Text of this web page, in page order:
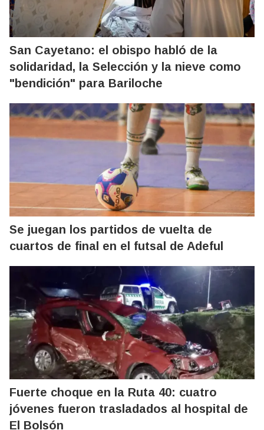
San Cayetano: el obispo habló de la
solidaridad, la Selección y la nieve como
"bendición" para Bariloche
Se juegan los partidos de vuelta de
cuartos de final en el futsal de Adeful
Fuerte choque en la Ruta 40: cuatro
jóvenes fueron trasladados al hospital de
El Bolsón